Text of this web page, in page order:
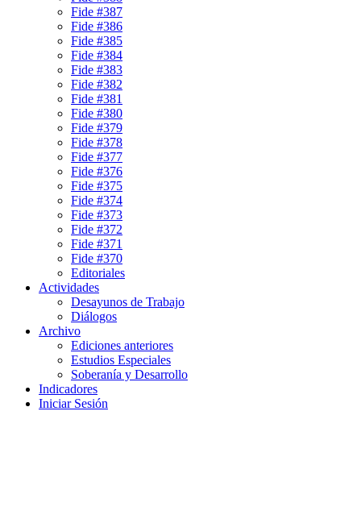
Fide #387
Fide #386
Fide #385
Fide #384
Fide #383
Fide #382
Fide #381
Fide #380
Fide #379
Fide #378
Fide #377
Fide #376
Fide #375
Fide #374
Fide #373
Fide #372
Fide #371
Fide #370
Editoriales
Actividades
Desayunos de Trabajo
Diálogos
Archivo
Ediciones anteriores
Estudios Especiales
Soberanía y Desarrollo
Indicadores
Iniciar Sesión